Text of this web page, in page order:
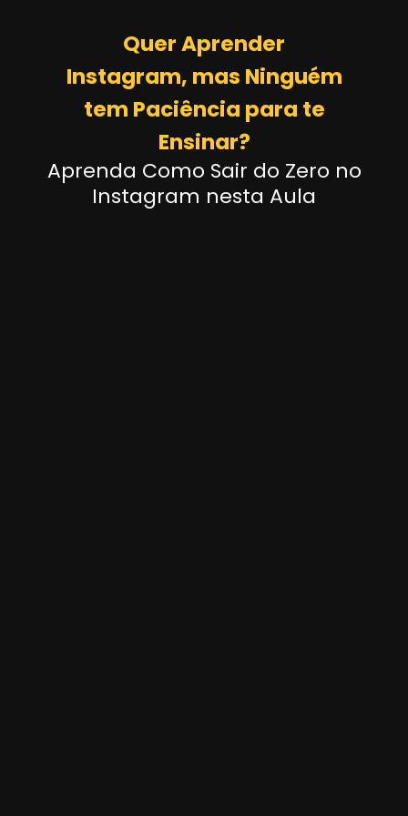
Quer Aprender
Instagram, mas Ninguém
tem Paciência para te
Ensinar?
Aprenda Como Sair do Zero no
Instagram nesta Aula